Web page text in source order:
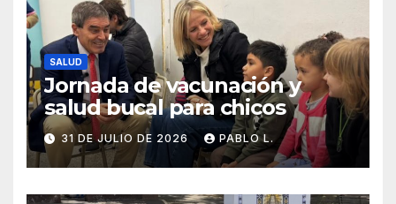
SALUD
Jornada de vacunación y
salud bucal para chicos
31 DE JULIO DE 2026 PABLO L.